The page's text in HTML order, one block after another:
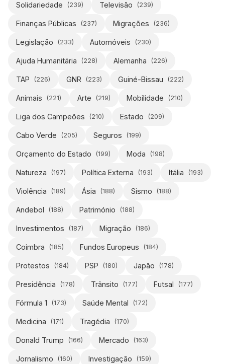
Solidariedade (239) Televisão (239)
Finanças Públicas (237) Migrações (236)
Legislação (233) Automóveis (230)
Ajuda Humanitária (228) Alemanha (226)
TAP (226) GNR (223) Guiné-Bissau (222)
Animais (221) Arte (219) Mobilidade (210)
Liga dos Campeões (210) Estado (209)
Cabo Verde (205) Seguros (199)
Orçamento do Estado (199) Moda (198)
Natureza (197) Política Externa (193) Itália (193)
Violência (189) Ásia (188) Sismo (188)
Andebol (188) Património (188)
Investimentos (187) Migração (186)
Coimbra (185) Fundos Europeus (184)
Protestos (184) PSP (180) Japão (178)
Presidência (178) Trânsito (177) Futsal (177)
Fórmula 1 (173) Saúde Mental (172)
Medicina (171) Tragédia (170)
Donald Trump (166) Mercado (163)
Jornalismo (160) Investigação (159)